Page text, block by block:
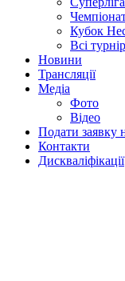
Кубок
Всі
Новини
Трансляції
Медіа
Фото
Відео
Подати заявку
Контакти
Дискваліфікації